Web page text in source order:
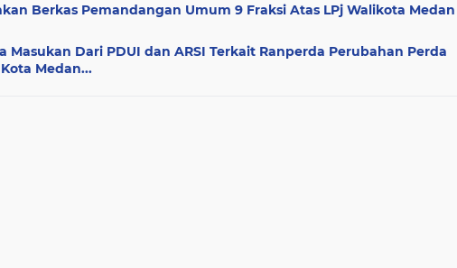
Berkas Pemandangan Umum 9 Fraksi Atas LPj Walikota Medan
Masukan Dari PDUI dan ARSI Terkait Ranperda Perubahan Perda
Medan...